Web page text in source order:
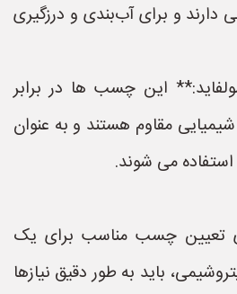
دارند و برای آب‌بندی و درزگیری
این چسب ها در برابر
مقاوم هستند و به عنوان
می شوند.
تعیین چسب مناسب برای یک
باید به طور دقیق نیازها